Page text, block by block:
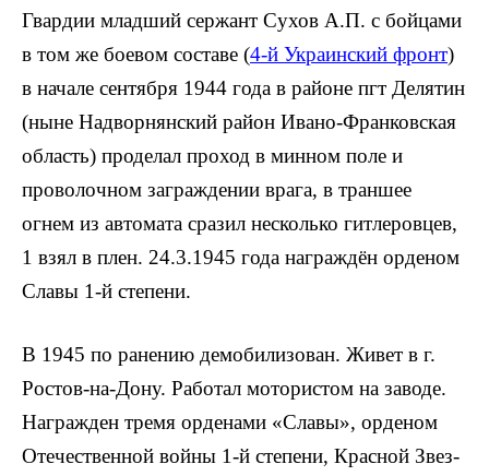
Гвардии младший сержант Сухов А.П. с бойцами
в том же боевом составе (4-й Украинский фронт)
в начале сентября 1944 года в районе пгт Делятин
(ныне Надворнянский район Ивано-Франковская
область) проделал про­ход в минном поле и
проволочном за­граждении врага, в траншее
огнем из автомата сразил несколько гитлеровцев,
1 взял в плен. 24.3.1945 года награждён орденом
Славы 1-й степени.
В 1945 по ранению демобилизован. Живет в г.
Ростов-на-Дону. Работал мотористом на заводе.
Награжден тремя орденами «Славы», орденом
Отече­ственной войны 1-й степени, Красной Звез­